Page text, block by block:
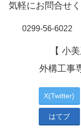
気軽にお問合せ
0299-56-6022
【 小
外構工事
X(Twitter)
はてブ